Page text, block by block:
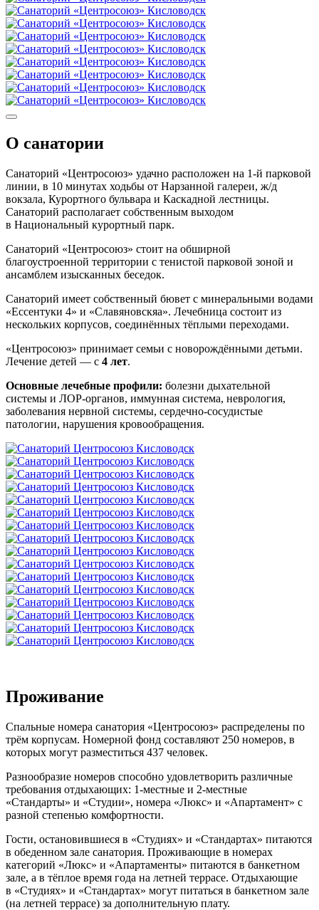
О санатории
Санаторий «Центросоюз» удачно расположен на 1-й парковой
линии, в 10 минутах ходьбы от Нарзанной галереи, ж/д
вокзала, Курортного бульвара и Каскадной лестницы.
Санаторий располагает собственным выходом
в Национальный курортный парк.
Санаторий «Центросоюз» стоит на обширной
благоустроенной территории с тенистой парковой зоной и
ансамблем изысканных беседок.
Санаторий имеет собственный бювет с минеральными водами
«Ессентуки 4» и «Славяновскяа». Лечебница состоит из
нескольких корпусов, соединённых тёплыми переходами.
«Центросоюз» принимает семьи с новорождёнными детьми.
Лечение детей — с 4 лет.
Основные лечебные профили: болезни дыхательной
системы и ЛОР-органов, иммунная система, неврология,
заболевания нервной системы, сердечно-сосудистые
патологии, нарушения кровообращения.
Проживание
Спальные номера санатория «Центросоюз» распределены по
трём корпусам. Номерной фонд составляют 250 номеров, в
которых могут разместиться 437 человек.
Разнообразие номеров способно удовлетворить различные
требования отдыхающих: 1-местные и 2-местные
«Стандарты» и «Студии», номера «Люкс» и «Апартамент» с
разной степенью комфортности.
Гости, остановившиеся в «Студиях» и «Стандартах» питаются
в обеденном зале санатория. Проживающие в номерах
категорий «Люкс» и «Апартаменты» питаются в банкетном
зале, а в тёплое время года на летней террасе. Отдыхающие
в «Студиях» и «Стандартах» могут питаться в банкетном зале
(на летней террасе) за дополнительную плату.